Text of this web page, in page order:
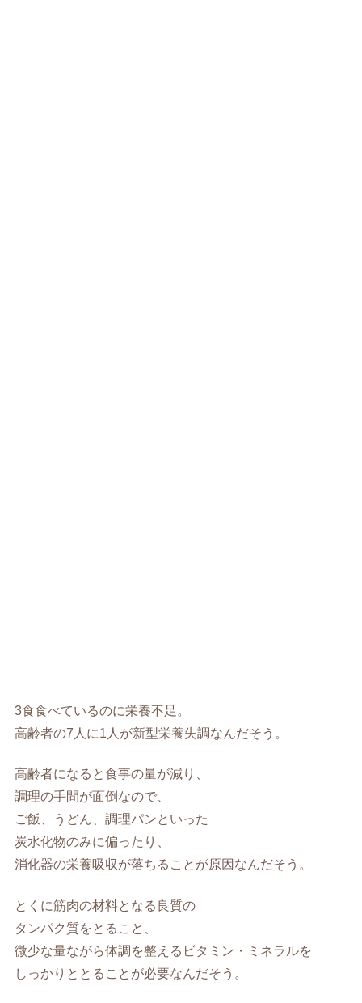
3食食べているのに栄養不足。
高齢者の7人に1人が新型栄養失調なんだそう。
高齢者になると食事の量が減り、
調理の手間が面倒なので、
ご飯、うどん、調理パンといった
炭水化物のみに偏ったり、
消化器の栄養吸収が落ちることが原因なんだそう。
とくに筋肉の材料となる良質の
タンパク質をとること、
微少な量ながら体調を整えるビタミン・ミネラルを
しっかりととることが必要なんだそう。